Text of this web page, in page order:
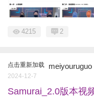
4215 2
点击重新加载 meiyouruguo
2024-12-7
Samurai_2.0版本视